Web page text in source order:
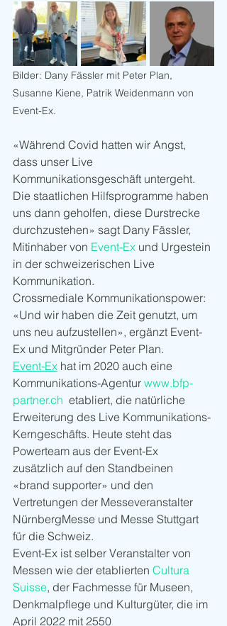
Bilder: Dany Fässler mit Peter Plan,
Susanne Kiene, Patrik Weidenmann von
Event-Ex.
«Während Covid hatten wir Angst,
dass unser Live
Kommunikationsgeschäft untergeht.
Die staatlichen Hilfsprogramme haben
uns dann geholfen, diese Durstrecke
durchzustehen» sagt Dany Fässler,
Mitinhaber von Event-Ex und Urgestein
in der schweizerischen Live
Kommunikation.
Crossmediale Kommunikationspower:
«Und wir haben die Zeit genutzt, um
uns neu aufzustellen», ergänzt Event-
Ex und Mitgründer Peter Plan.
Event-Ex hat im 2020 auch eine
Kommunikations-Agentur www.bfp-
partner.ch
  etabliert, die natürliche
Erweiterung des Live Kommunikations-
Kerngeschäfts. Heute steht das
Powerteam aus der Event-Ex
zusätzlich auf den Standbeinen
«brand supporter» und den
Vertretungen der Messeveranstalter
NürnbergMesse und Messe Stuttgart
für die Schweiz.
Event-Ex ist selber Veranstalter von
Messen wie der etablierten Cultura
Suisse, der Fachmesse für Museen,
Denkmalpflege und Kulturgüter, die im
April 2022 mit 2550